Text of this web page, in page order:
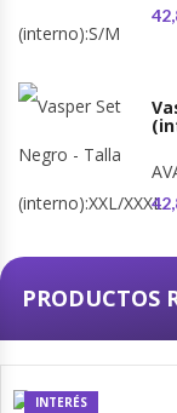
PRODUCTOS
INTERÉS